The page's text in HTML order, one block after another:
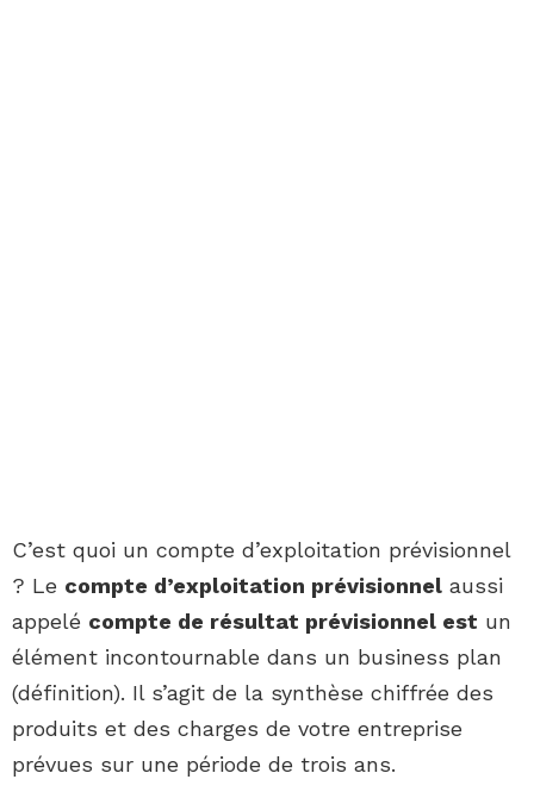
C’est quoi un compte d’exploitation prévisionnel
? Le compte d’exploitation prévisionnel aussi
appelé compte de résultat prévisionnel est un
élément incontournable dans un business plan
(définition). Il s’agit de la synthèse chiffrée des
produits et des charges de votre entreprise
prévues sur une période de trois ans.